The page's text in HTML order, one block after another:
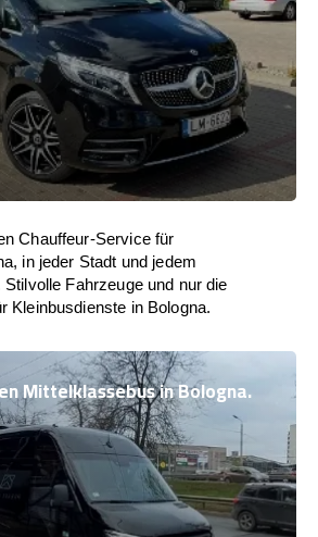
Chauffeur-Service für
in jeder Stadt und jedem
Fahrzeuge und nur die
Kleinbusdienste in Bologna.
Mittelklassebus in Bologna.